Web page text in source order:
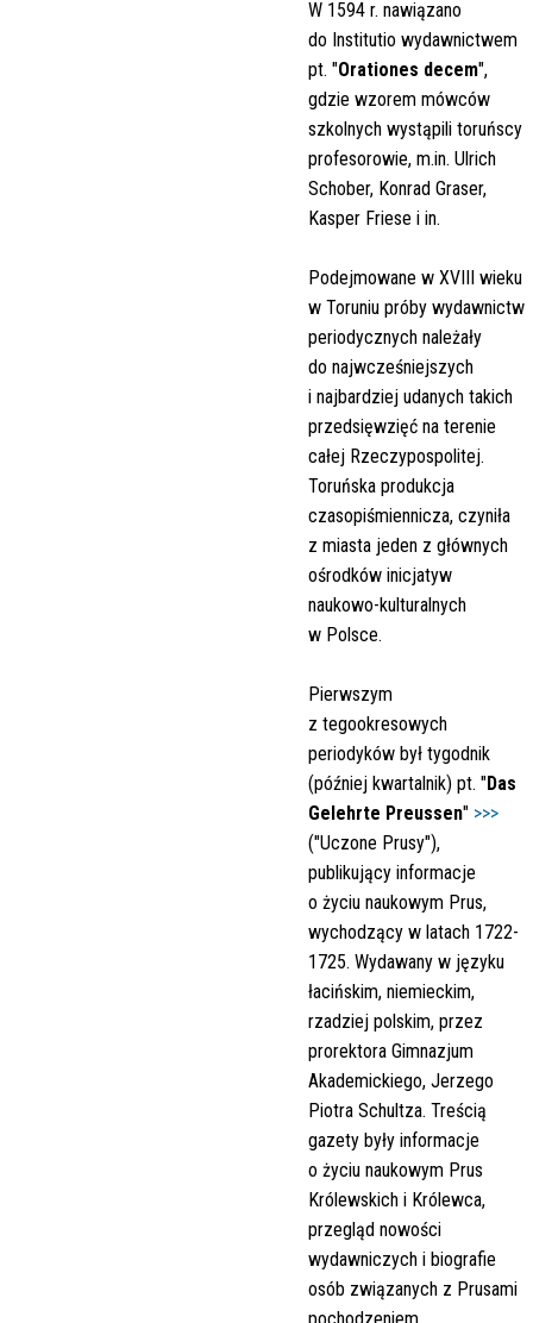
W 1594 r. nawiązano
do Institutio wydawnictwem
pt. "Orationes decem",
gdzie wzorem mówców
szkolnych wystąpili toruńscy
profesorowie, m.in. Ulrich
Schober, Konrad Graser,
Kasper Friese i in.
Podejmowane w XVIII wieku
w Toruniu próby wydawnictw
periodycznych należały
do najwcześniejszych
i najbardziej udanych takich
przedsięwzięć na terenie
całej Rzeczypospolitej.
Toruńska produkcja
czasopiśmiennicza, czyniła
z miasta jeden z głównych
ośrodków inicjatyw
naukowo-kulturalnych
w Polsce.
Pierwszym
z tegookresowych
periodyków był tygodnik
(później kwartalnik) pt. "Das
Gelehrte Preussen" >>>
("Uczone Prusy"),
publikujący informacje
o życiu naukowym Prus,
wychodzący w latach 1722-
1725. Wydawany w języku
łacińskim, niemieckim,
rzadziej polskim, przez
prorektora Gimnazjum
Akademickiego, Jerzego
Piotra Schultza. Treścią
gazety były informacje
o życiu naukowym Prus
Królewskich i Królewca,
przegląd nowości
wydawniczych i biografie
osób związanych z Prusami